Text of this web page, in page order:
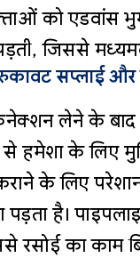
को एडवांस
जिससे
रुकावट सप्लाई
लेने के बाद
से हमेशा के लिए
के लिए परेशान
पड़ता है।
रसोई का काम